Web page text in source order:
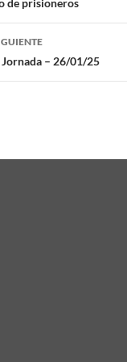
de prisioneros
– 26/01/25